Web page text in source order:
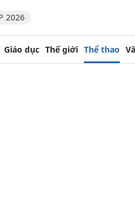
2026
Giáo dục Thế giới Thể thao